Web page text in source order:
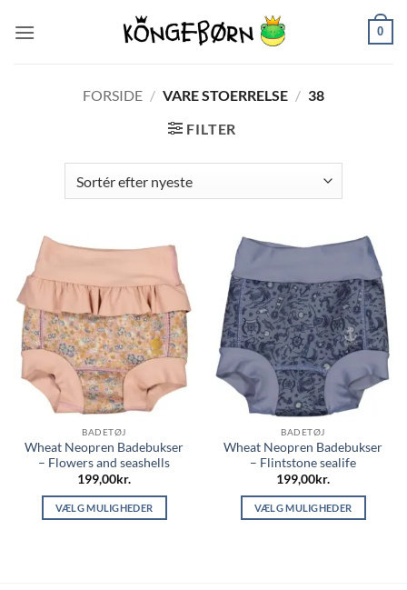
0
FORSIDE / VARE STOERRELSE / 38
FILTER
BADETØJ
Wheat Neopren Badebukser
– Flowers and seashells
199,00kr.
VÆLG MULIGHEDER
BADETØJ
Wheat Neopren Badebukser
– Flintstone sealife
199,00kr.
VÆLG MULIGHEDER